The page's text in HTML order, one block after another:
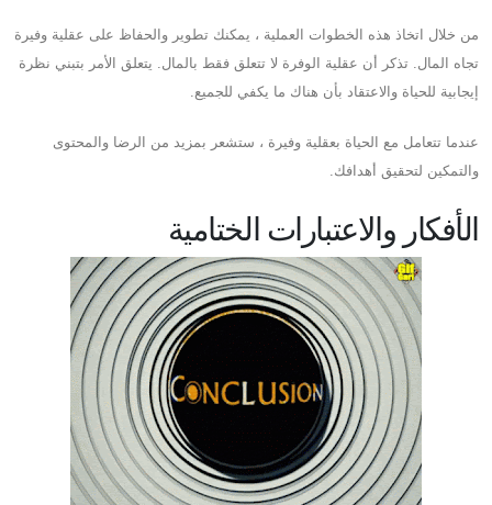
من خلال اتخاذ هذه الخطوات العملية ، يمكنك تطوير والحفاظ على عقلية وفيرة
تجاه المال. تذكر أن عقلية الوفرة لا تتعلق فقط بالمال. يتعلق الأمر بتبني نظرة
إيجابية للحياة والاعتقاد بأن هناك ما يكفي للجميع.
عندما تتعامل مع الحياة بعقلية وفيرة ، ستشعر بمزيد من الرضا والمحتوى
والتمكين لتحقيق أهدافك.
الأفكار والاعتبارات الختامية